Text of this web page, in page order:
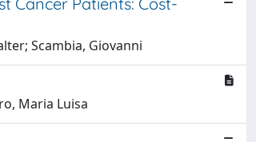
Scambia, Giovanni
Maria Luisa